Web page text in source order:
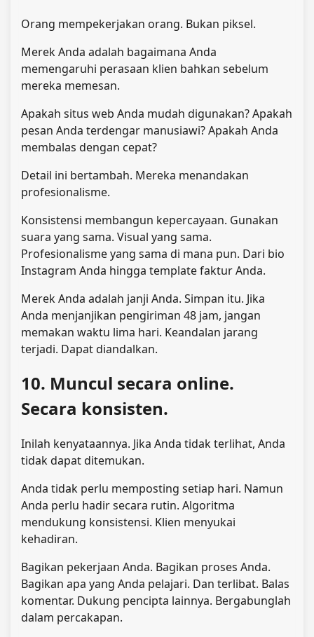
Orang mempekerjakan orang. Bukan piksel.
Merek Anda adalah bagaimana Anda
memengaruhi perasaan klien bahkan sebelum
mereka memesan.
Apakah situs web Anda mudah digunakan? Apakah
pesan Anda terdengar manusiawi? Apakah Anda
membalas dengan cepat?
Detail ini bertambah. Mereka menandakan
profesionalisme.
Konsistensi membangun kepercayaan. Gunakan
suara yang sama. Visual yang sama.
Profesionalisme yang sama di mana pun. Dari bio
Instagram Anda hingga template faktur Anda.
Merek Anda adalah janji Anda. Simpan itu. Jika
Anda menjanjikan pengiriman 48 jam, jangan
memakan waktu lima hari. Keandalan jarang
terjadi. Dapat diandalkan.
10. Muncul secara online.
Secara konsisten.
Inilah kenyataannya. Jika Anda tidak terlihat, Anda
tidak dapat ditemukan.
Anda tidak perlu memposting setiap hari. Namun
Anda perlu hadir secara rutin. Algoritma
mendukung konsistensi. Klien menyukai
kehadiran.
Bagikan pekerjaan Anda. Bagikan proses Anda.
Bagikan apa yang Anda pelajari. Dan terlibat. Balas
komentar. Dukung pencipta lainnya. Bergabunglah
dalam percakapan.